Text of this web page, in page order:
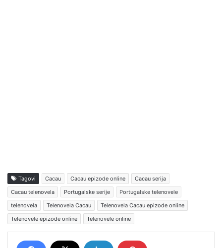
Tagovi Cacau Cacau epizode online
Cacau serija
Cacau telenovela
Portugalske serije
Portugalske telenovele
telenovela
Telenovela Cacau
Telenovela Cacau epizode online
Telenovele epizode online
Telenovele online